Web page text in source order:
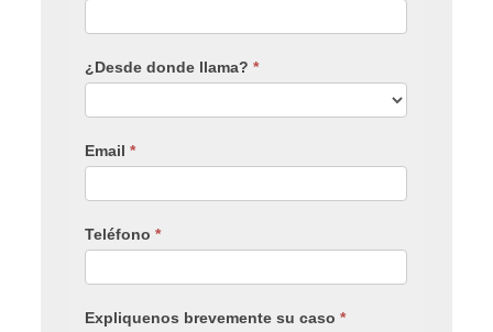
¿Desde donde llama?*
Email*
Teléfono*
Expliquenos brevemente su caso*